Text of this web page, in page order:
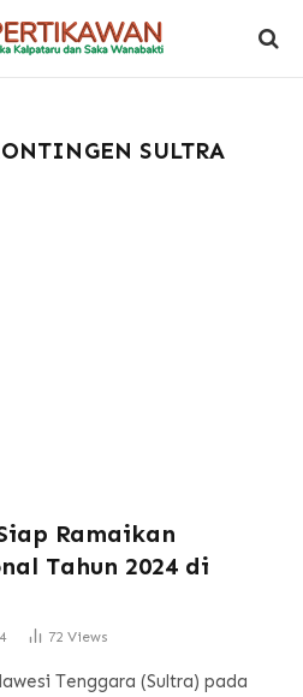
SULTRA
Ramaikan
Tahun 2024 di
72 Views
Tenggara (Sultra) pada